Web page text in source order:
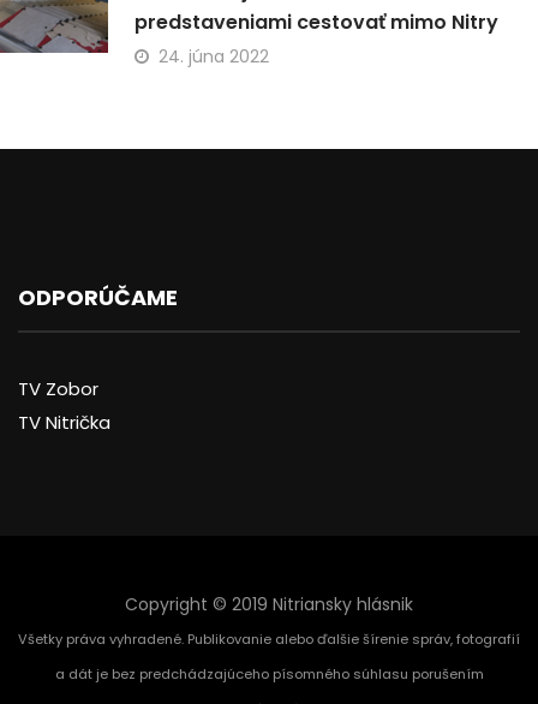
predstaveniami cestovať mimo Nitry
24. júna 2022
ODPORÚČAME
TV Zobor
TV Nitrička
Copyright © 2019 Nitriansky hlásnik
Všetky práva vyhradené. Publikovanie alebo ďalšie šírenie správ, fotografií
a dát je bez predchádzajúceho písomného súhlasu porušením